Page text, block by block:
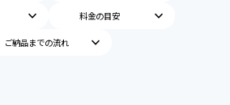
keyboard_arrow_down 料金の目安 keyboard_arrow_down
ご納品までの流れ keyboard_arrow_down